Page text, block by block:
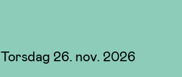
Torsdag 26. nov. 2026